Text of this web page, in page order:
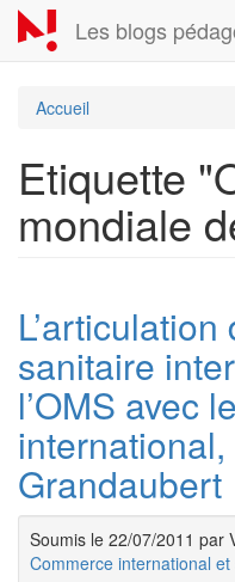
Aller
au
contenu
Les blogs
Accueil
Etiquette
mondiale
sanitaire
l’OMS avec
Grandaubert
Soumis le 22/07/2011 par
Commerce international